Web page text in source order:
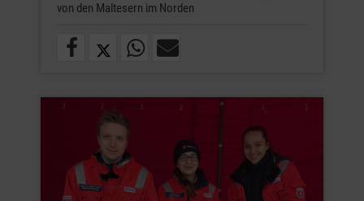
von den Maltesern im Norden